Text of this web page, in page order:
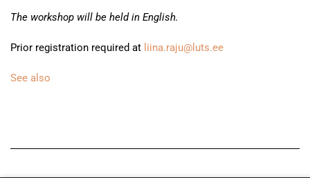
The workshop will be held in English.
Prior registration required at liina.raju@luts.ee
See also